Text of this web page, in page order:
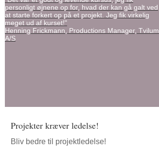
personligt øjnene op for, hvad der kan gå galt ved
at starte forkert op på et projekt. Jeg fik virkelig
meget ud af kurset!"
Henning Frickmann, Productions Manager, Tvilum
A/S
Det kan vi tilbyde dig
Projekter kræver ledelse!
Bliv bedre til projektledelse!